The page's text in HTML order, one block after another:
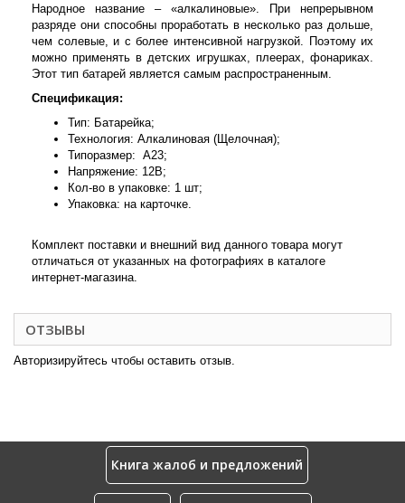
Народное название – «алкалиновые». При непрерывном
разряде они способны проработать в несколько раз дольше,
чем солевые, и с более интенсивной нагрузкой. Поэтому их
можно применять в детских игрушках, плеерах, фонариках.
Этот тип батарей является самым распространенным.
Спецификация:
Тип: Батарейка;
Технология: Алкалиновая (Щелочная);
Типоразмер: A23;
Напряжение: 12В;
Кол-во в упаковке: 1 шт;
Упаковка: на карточке.
Комплект поставки и внешний вид данного товара могут
отличаться от указанных на фотографиях в каталоге
интернет-магазина.
ОТЗЫВЫ
Авторизируйтесь чтобы оставить отзыв.
Книга жалоб и предложений